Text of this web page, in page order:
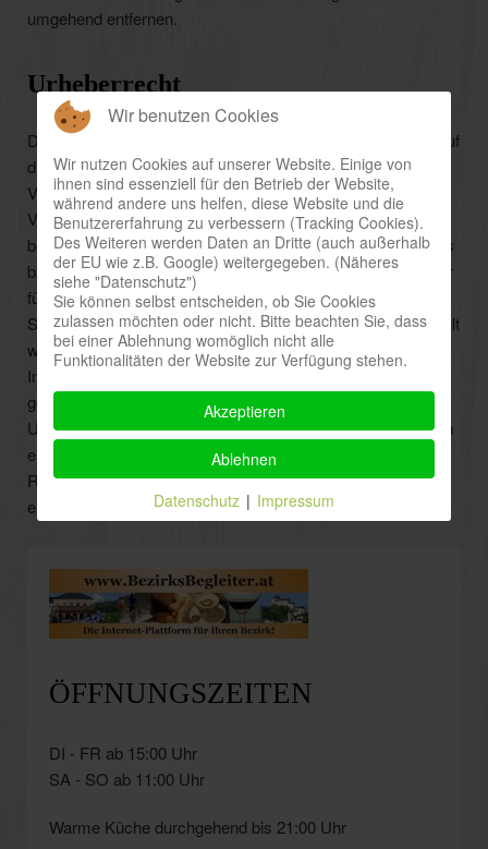
umgehend entfernen.
Urheberrecht
Die durch die Seitenbetreiber erstellten Inhalte und Werke auf
diesen Seiten unterliegen dem Urheberrecht. Die
Vervielfältigung, Bearbeitung, Verbreitung und jede Art der
Verwertung außerhalb der Grenzen des Urheberrechtes
bedürfen der schriftlichen Zustimmung des jeweiligen Autors
bzw. Erstellers. Downloads und Kopien dieser Seite sind nur
für den privaten, nicht kommerziellen Gebrauch gestattet.
Soweit die Inhalte auf dieser Seite nicht vom Betreiber erstellt
wurden, werden die Urheberrechte Dritter beachtet.
Insbesondere werden Inhalte Dritter als solche
gekennzeichnet. Sollten Sie trotzdem auf eine
Urheberrechtsverletzung aufmerksam werden, bitten wir um
einen entsprechenden Hinweis. Bei Bekanntwerden von
Rechtsverletzungen werden wir derartige Inhalte umgehend
entfernen.
ÖFFNUNGSZEITEN
DI - FR ab 15:00 Uhr
SA - SO ab 11:00 Uhr
Warme Küche durchgehend bis 21:00 Uhr
Wir benutzen Cookies
Wir nutzen Cookies auf unserer Website. Einige von
ihnen sind essenziell für den Betrieb der Website,
während andere uns helfen, diese Website und die
Benutzererfahrung zu verbessern (Tracking Cookies).
Des Weiteren werden Daten an Dritte (auch außerhalb
der EU wie z.B. Google) weitergegeben. (Näheres
siehe "Datenschutz")
Sie können selbst entscheiden, ob Sie Cookies
zulassen möchten oder nicht. Bitte beachten Sie, dass
bei einer Ablehnung womöglich nicht alle
Funktionalitäten der Website zur Verfügung stehen.
Akzeptieren
Ablehnen
Datenschutz | Impressum